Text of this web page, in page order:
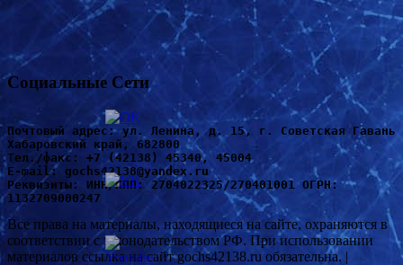
Социальные Сети
Почтовый адрес: ул. Ленина, д. 15, г. Советская Гавань
Хабаровский край, 682800
Тел./факс: +7 (42138) 45340, 45004
Е-mail: gochs42138@yandex.ru
Реквизиты: ИНН/КПП: 2704022325/270401001 ОГРН:
1132709000247
Все права на материалы, находящиеся на сайте, охраняются в
соответствии с законодательством РФ. При использовании
материалов ссылка на сайт gochs42138.ru обязательна. |